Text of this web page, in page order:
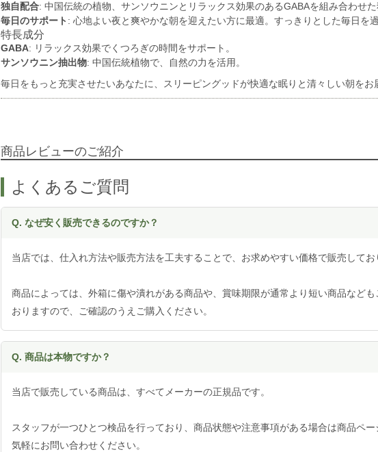
独自配合: 中国伝統の植物、サンソウニンとリラックス効果のあるGABAを組み合わせ
毎日のサポート : 心地よい夜と爽やかな朝を迎えたい方に最適。すっきりとした毎日を
特長成分
GABA: リラックス効果でくつろぎの時間をサポート。
サンソウニン抽出物: 中国伝統植物で、自然の力を活用。
毎日をもっと充実させたいあなたに、スリーピングッドが快適な眠りと清々しい朝をお
商品レビューのご紹介
よくあるご質問
Q. なぜ安く販売できるのですか？
当店では、仕入れ方法や販売方法を工夫することで、お求めやすい価格で販売してお
商品によっては、外箱に傷や潰れがある商品や、賞味期限が通常より短い商品など
おりますので、ご確認のうえご購入ください。
Q. 商品は本物ですか？
当店で販売している商品は、すべてメーカーの正規品です。
スタッフが一つひとつ検品を行っており、商品状態や注意事項がある場合は商品ペ
気軽にお問い合わせください。